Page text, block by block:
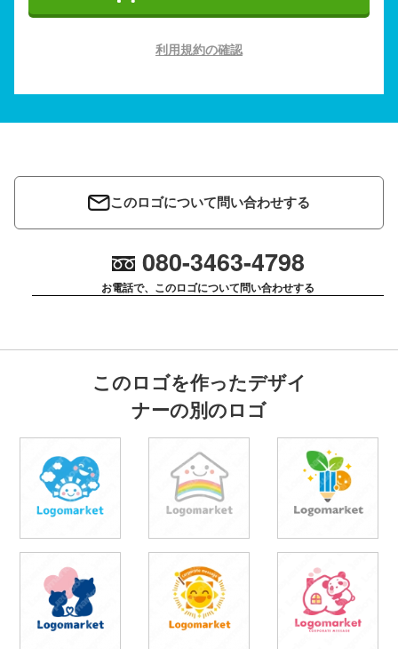
利用規約の確認
このロゴについて問い合わせする
080-3463-4798
お電話で、このロゴについて問い合わせする
このロゴを作ったデザイ
ナーの別のロゴ